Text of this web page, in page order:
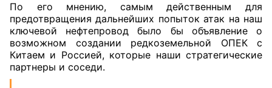
По его мнению, самым действенным для
предотвращения дальнейших попыток атак на наш
ключевой нефтепровод было бы объявление о
возможном создании редкоземельной ОПЕК с
Китаем и Россией, которые наши стратегические
партнеры и соседи.